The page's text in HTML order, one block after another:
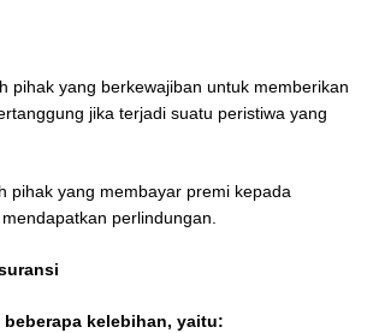
pihak yang berkewajiban untuk memberikan
jika terjadi suatu peristiwa yang
pihak yang membayar premi kepada
perlindungan.
kelebihan, yaitu: